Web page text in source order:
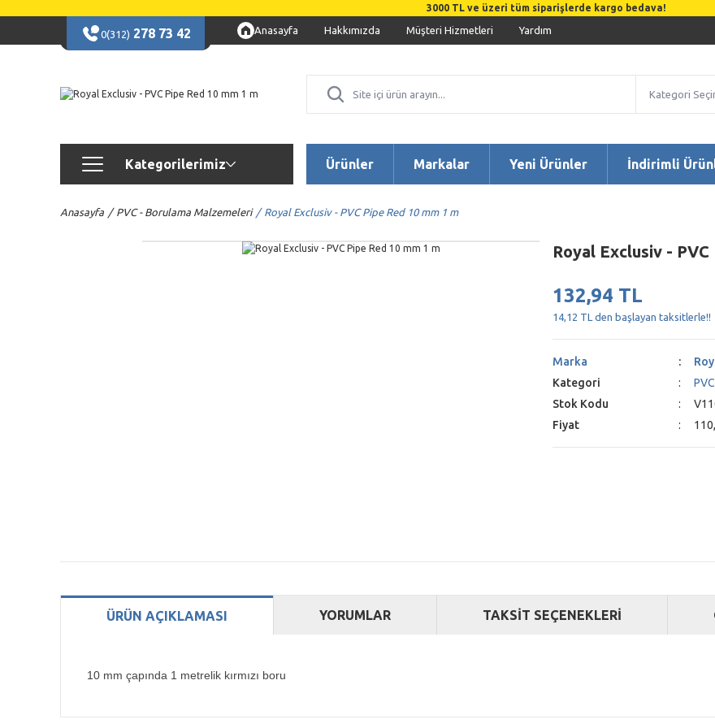
3000 TL ve üzeri tüm siparişlerde kargo bedava!
0(312) 278 73 42 Anasayfa Hakkımızda Müşteri Hizmetleri Yardım
Kategorilerimiz Ürünler Markalar Yeni Ürünler İndirimli
Anasayfa PVC - Borulama Malzemeleri Royal Exclusiv - PVC Pipe Red 10 mm 1 m
Royal Exclusiv - PVC
132,94 TL
14,12 TL den başlayan taksitlerle!!
Marka
Kategori
Stok Kodu
Fiyat
ÜRÜN AÇIKLAMASI YORUMLAR TAKSİT SEÇENEKLERİ
10 mm çapında 1 metrelik kırmızı boru